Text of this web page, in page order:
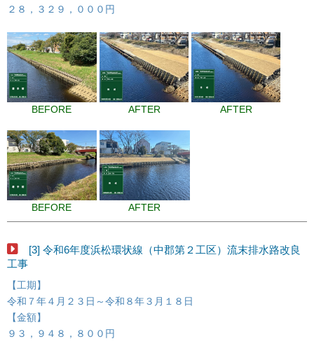
２８，３２９，０００円
BEFORE AFTER AFTER
BEFORE AFTER
[3] 令和6年度浜松環状線（中郡第２工区）流末排水路改良
工事
【工期】
令和７年４月２３日～令和８年３月１８日
【金額】
９３，９４８，８００円